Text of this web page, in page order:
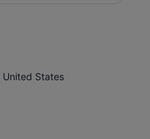
United States